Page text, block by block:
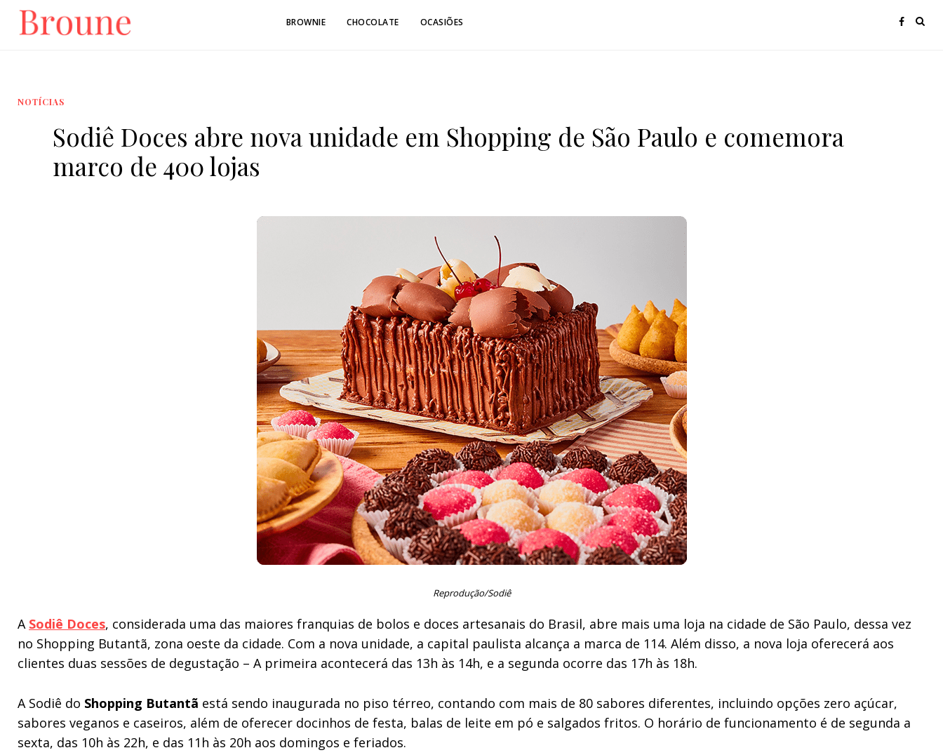
BROWNIE CHOCOLATE OCASIÕES
NOTÍCIAS
Sodiê Doces abre nova unidade em Shopping de São Paulo e comemora
marco de 400 lojas
Reprodução/Sodiê
A Sodiê Doces, considerada uma das maiores franquias de bolos e doces artesanais do Brasil, abre mais uma loja na cidade de São Paulo, dessa vez
no Shopping Butantã, zona oeste da cidade. Com a nova unidade, a capital paulista alcança a marca de 114. Além disso, a nova loja oferecerá aos
clientes duas sessões de degustação – A primeira acontecerá das 13h às 14h, e a segunda ocorre das 17h às 18h.
A Sodiê do Shopping Butantã está sendo inaugurada no piso térreo, contando com mais de 80 sabores diferentes, incluindo opções zero açúcar,
sabores veganos e caseiros, além de oferecer docinhos de festa, balas de leite em pó e salgados fritos. O horário de funcionamento é de segunda a
sexta, das 10h às 22h, e das 11h às 20h aos domingos e feriados.